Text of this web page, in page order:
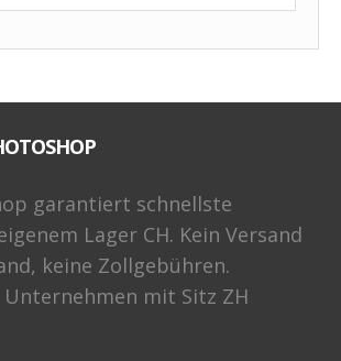
garantiert schnellste
Lager CH. Kein Versand
keine Zollgebühren.
Unternehmen mit Sitz ZH